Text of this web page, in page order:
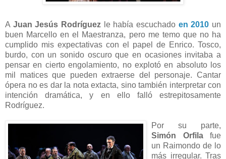
A Juan Jesús Rodríguez le había escuchado en 2010 un
buen Marcello en el Maestranza, pero me temo que no ha
cumplido mis expectativas con el papel de Enrico. Tosco,
burdo, con un sonido oscuro que en ocasiones invitaba a
pensar en cierto engolamiento, no explotó en absoluto los
mil matices que pueden extraerse del personaje. Cantar
ópera no es dar la nota extacta, sino también interpretar con
intención dramática, y en ello falló estrepitosamente
Rodríguez.
Por su parte,
Simón Orfilafue
un Raimondo de lo
más irregular. Tras